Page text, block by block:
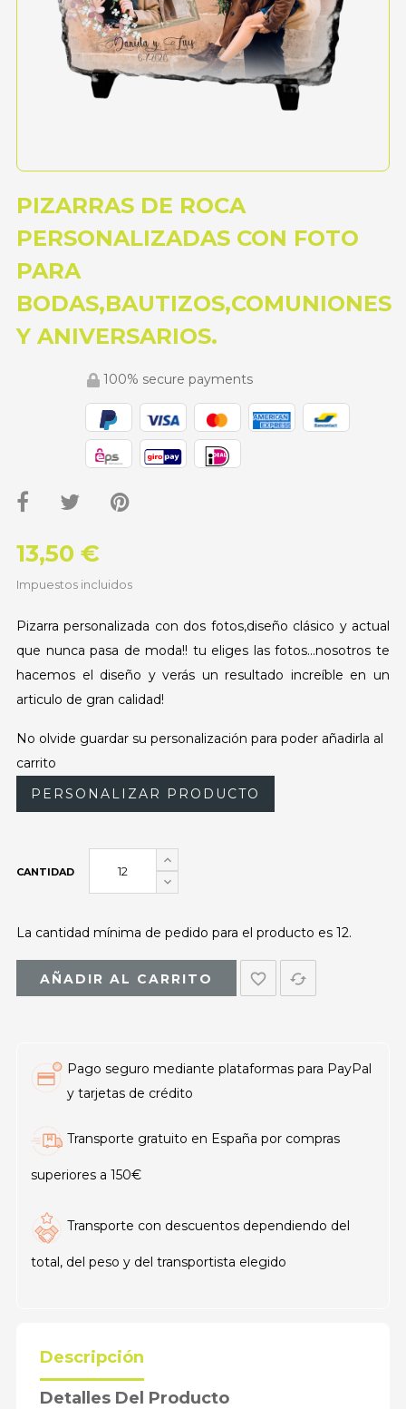
PIZARRAS DE ROCA
PERSONALIZADAS CON FOTO
PARA
BODAS,BAUTIZOS,COMUNIONES
Y ANIVERSARIOS.
100% secure payments
13,50 €
Impuestos incluidos
Pizarra personalizada con dos fotos,diseño clásico y actual
que nunca pasa de moda!! tu eliges las fotos...nosotros te
hacemos el diseño y verás un resultado increíble en un
articulo de gran calidad!
No olvide guardar su personalización para poder añadirla al
carrito
PERSONALIZAR PRODUCTO
CANTIDAD
La cantidad mínima de pedido para el producto es 12.
AÑADIR AL CARRITO favorite_border cached
Pago seguro mediante plataformas para PayPal
y tarjetas de crédito
Transporte gratuito en España por compras
superiores a 150€
Transporte con descuentos dependiendo del
total, del peso y del transportista elegido
Descripción
Detalles Del Producto